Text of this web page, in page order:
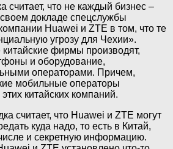
считает, что не каждый бизнес –
докладе спецслужбы
Huawei и ZTE в том, что те
угрозу для Чехии».
фирмы производят,
и оборудование,
операторами. Причем,
мобильные операторы
китайских компаний.
считает, что Huawei и ZTE могут
куда надо, то есть в Китай,
и секретную информацию.